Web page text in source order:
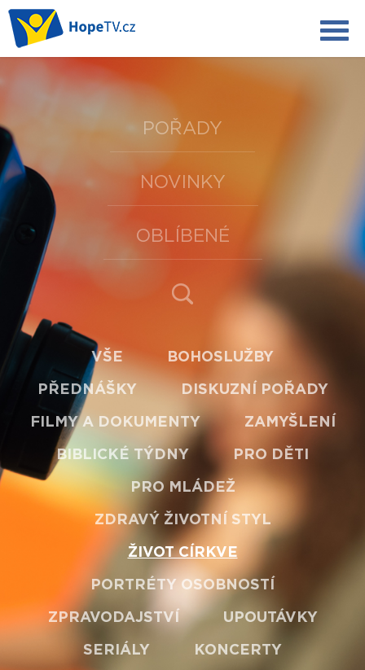
POŘADY
NOVINKY
OBLÍBENÉ
VŠE BOHOSLUŽBY
PŘEDNÁŠKY DISKUZNÍ POŘADY
FILMY A DOKUMENTY ZAMYŠLENÍ
BIBLICKÉ TÝDNY PRO DĚTI
PRO MLÁDEŽ
ZDRAVÝ ŽIVOTNÍ STYL
ŽIVOT CÍRKVE
PORTRÉTY OSOBNOSTÍ
ZPRAVODAJSTVÍ UPOUTÁVKY
SERIÁLY KONCERTY